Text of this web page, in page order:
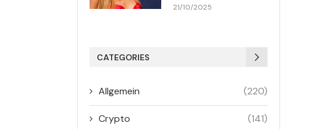
21/10/2025
CATEGORIES
Allgemein (220)
Crypto (141)